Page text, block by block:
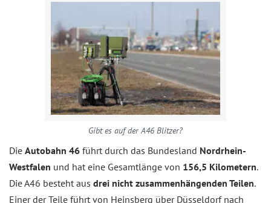
Gibt es auf der A46 Blitzer?
Die Autobahn 46 führt durch das Bundesland Nordrhein-
Westfalen und hat eine Gesamtlänge von 156,5 Kilometern.
Die A46 besteht aus drei nicht zusammenhängenden Teilen.
Einer der Teile führt von Heinsberg über Düsseldorf nach